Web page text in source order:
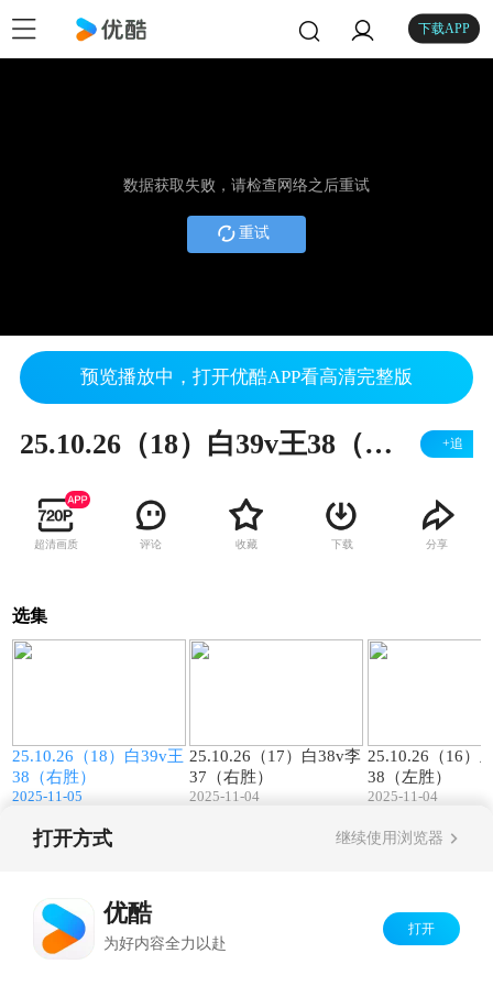
下载APP
数据获取失败，请检查网络之后重试
重试
预览播放中，打开优酷APP看高清完整版
25.10.26（18）白39v王38（右胜） +追
超清画质 评论 收藏 下载 分享
选集
25.10.26（18）白39v王
38（右胜）
2025-11-05
25.10.26（17）白38v李
37（右胜）
2025-11-04
25.10.26（16）
38（左胜）
2025-11-04
打开方式 继续使用浏览器
优酷
为好内容全力以赴
打开